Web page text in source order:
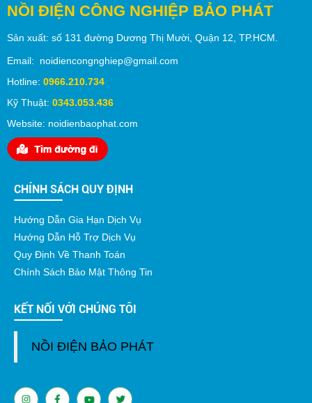
NỒI ĐIỆN CÔNG NGHIỆP BẢO PHÁT
Sản xuất: số 131 đường Dương Thị Mười, Quận 12 , TP.HCM
Email: noidiencongnghiep@gmail.com
Hotline: 0966.210.734
Kỹ Thuật: 0343.053.436
Website: noidienbaophat.com
CHÍNH SÁCH QUY ĐỊNH
Hướng Dẫn Gia Hạn Dịch Vụ
Hướng Dẫn Hỗ Trợ Dịch Vụ
Quy Định Về Thanh Toán
Chính Sách Bảo Mật Thông Tin
KẾT NỐI VỚI CHÚNG TÔI
NỒI ĐIỆN BẢO PHÁT